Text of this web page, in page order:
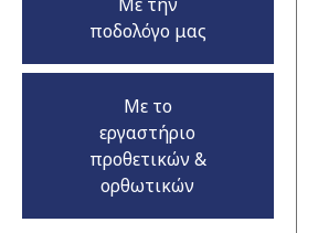
ποδολόγο μας
Με το
εργαστήριο
προθετικών &
ορθωτικών